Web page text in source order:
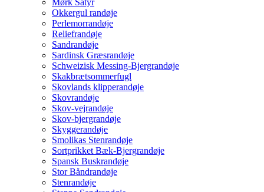
Okkergul randøje
Perlemorrandøje
Reliefrandøje
Sandrandøje
Sardinsk Græsrandøje
Schweizisk Messing-Bjergrandøje
Skakbrætsommerfugl
Skovlands klipperandøje
Skovrandøje
Skov-vejrandøje
Skov-bjergrandøje
Skyggerandøje
Smolikas Stenrandøje
Sortprikket Bæk-Bjergrandøje
Spansk Buskrandøje
Stor Båndrandøje
Stenrandøje